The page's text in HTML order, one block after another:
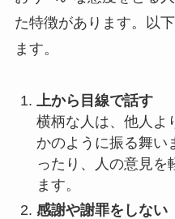
た特徴があります。以
ます。
上から目線で話す
横柄な人は、他人よ
かのように振る舞い
ったり、人の意見を
ます。
感謝や謝罪をしない